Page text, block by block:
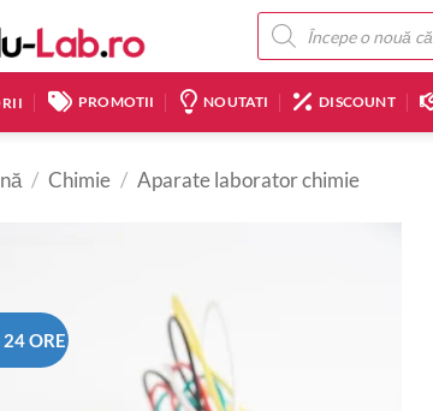
Products
search
PROMOTII NOUTATI DISCOUNT
/ Chimie / Aparate laborator chimie
ORE